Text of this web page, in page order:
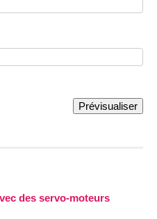
des servo-moteurs